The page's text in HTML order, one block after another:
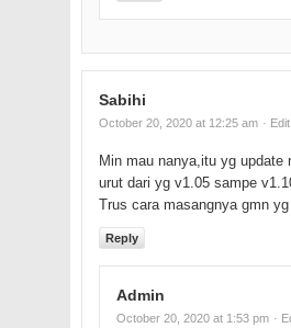
Sabihi
October 20, 2020 at 12:25 am · Edit
Min mau nanya,itu yg update
urut dari yg v1.05 sampe
Trus cara masangnya gmn
Reply
Admin
October 20, 2020 at 1:53 pm ·